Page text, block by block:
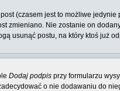
(czasem jest to możliwe
Nie zostanie on
usunąć postu, na który ktoś już
Dodaj podpis przy formularzu
o nie dodawaniu do